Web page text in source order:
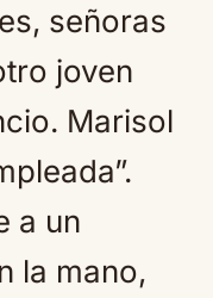
señoras
joven
Marisol
a un
la mano,